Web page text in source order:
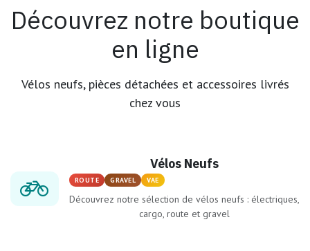
Découvrez notre boutique
en ligne
Vélos neufs, pièces détachées et accessoires livrés
chez vous
Vélos Neufs
ROUTE GRAVEL VAE
Découvrez notre sélection de vélos neufs : électriques,
cargo, route et gravel